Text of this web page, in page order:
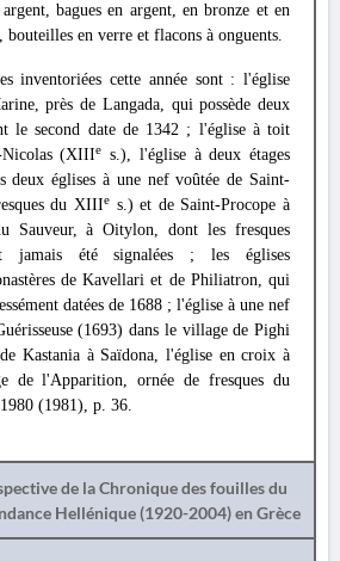
bagues en argent, en bronze et en
en verre et flacons à onguents.
inventoriées cette année sont : l'église
près de Langada, qui possède deux
le second date de 1342 ; l'église à toit
Nicolas (XIIIe
s.), l'église à deux étages
deux églises à une nef voûtée de Saint-
du XIIIe s.) et de Saint-Procope à
Sauveur, à Oitylon, dont les fresques
jamais été signalées ; les églises
de Kavellari et de Philiatron, qui
datées de 1688 ; l'église à une nef
(1693) dans le village de Pighi
Kastania à Saïdona, l'église en croix à
de l'Apparition, ornée de fresques du
1980 (1981), p. 36.
de la Chronique des fouilles du
Hellénique (1920-2004) en Grèce